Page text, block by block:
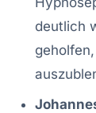
deutlich